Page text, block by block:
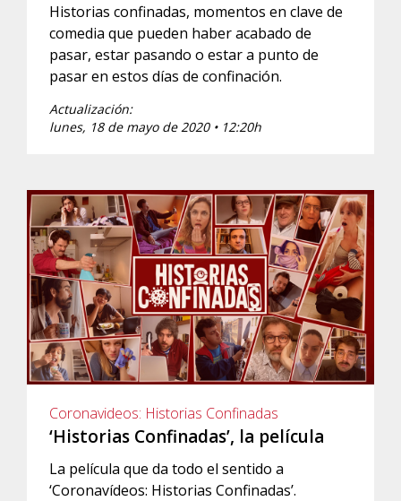
Historias confinadas, momentos en clave de
comedia que pueden haber acabado de
pasar, estar pasando o estar a punto de
pasar en estos días de confinación.
Actualización:
lunes, 18 de mayo de 2020 • 12:20h
Coronavideos: Historias Confinadas
‘Historias Confinadas’, la película
La película que da todo el sentido a
‘Coronavídeos: Historias Confinadas’.